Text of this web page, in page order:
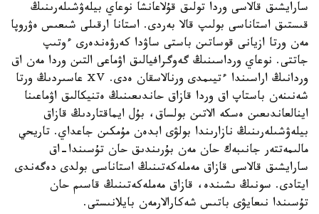
سارايشىق قالاسى وردا تولىق قۇلاعانشا نوعاي بيلەۋشىلەرىنىڭ
قىستىق استاناسى بولىپ قالا بەردى. استانا ارقىلى شىعىس ەۋروپا
مەن ورتا ازيانى قوساتىن باستى ساۋدا كەرۋەندەرى ءوتىپ
جاتتى. نوعاي ورداسىنىڭ گەوگرافيالىق اۋماعى التىن وردا مەن اق
وردانىڭ اراسىندا ءتيىمدى ورنالاسقان ەدى. ⅩⅤ عاسىردىڭ ورتا
شەنىنەن باستاپ اق وردا قازاق حاندىعىنىڭ ەتنيكالىق اۋماعىنا
اينالعاندىعىن ەسكە الاتىن بولساق، بۇل ايماقتاردىڭ قازاق
بيلەۋشىلەرىنىڭ نازارىندا بولۋى ابدەن مۇمكىن جاعداي. تاريحي
مالىمەتتەر جانىبەك حان مەن بۇرىندىق حان تۇسىندا-اق
سارايشىق قالاسى قازاق مەملەكەتىنىڭ استاناسى بولدى دەگەندى
ايتادى. سونىڭ ىشىندە، قازاق مەملەكەتىنىڭ قاسىم حان
تۇسىندا نىعايۋى باتىس شەكارالارمەن بايلانىستى.